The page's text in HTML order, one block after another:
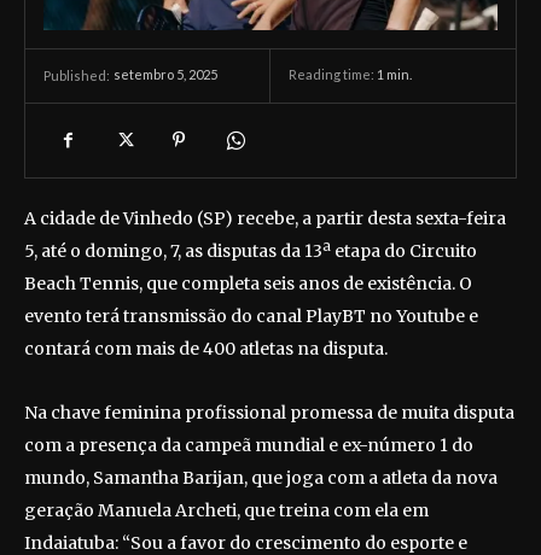
Published: setembro 5, 2025 Reading time: 1 min.
A cidade de Vinhedo (SP) recebe, a partir desta sexta-feira
5, até o domingo, 7, as disputas da 13ª etapa do Circuito
Beach Tennis, que completa seis anos de existência. O
evento terá transmissão do canal PlayBT no Youtube e
contará com mais de 400 atletas na disputa.
Na chave feminina profissional promessa de muita disputa
com a presença da campeã mundial e ex-número 1 do
mundo, Samantha Barijan, que joga com a atleta da nova
geração Manuela Archeti, que treina com ela em
Indaiatuba: “Sou a favor do crescimento do esporte e